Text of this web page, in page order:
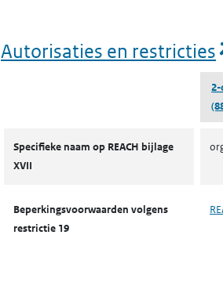
Autorisaties en restricties
Specifieke naam op REACH bijlage
XVII
Beperkingsvoorwaarden volgens
restrictie 19